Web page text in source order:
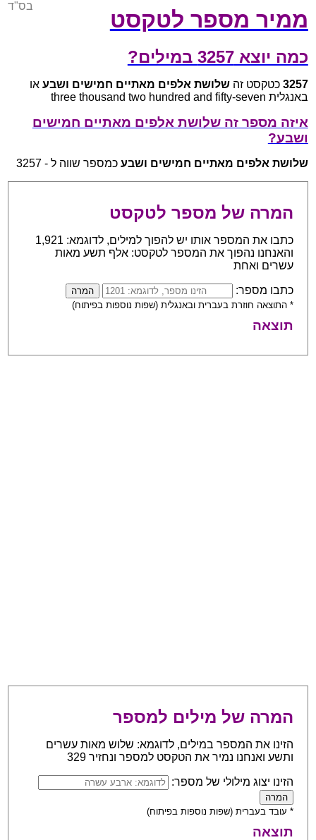
ממיר מספר לטקסט
בס"ד
כמה יוצא 3257 במילים?
3257 כטקסט זהשלושת אלפים מאתיים חמישים ושבע או
באנגלית three thousand two hundred and fifty-seven
איזה מספר זה שלושת אלפים מאתיים חמישים
ושבע?
שלושת אלפים מאתיים חמישים ושבע כמספר שווה ל - 3257
המרה של מספר לטקסט
כתבו את המספר אותו יש להפוך למילים, לדוגמא: 1,921
והאנחנו נהפוך את המספר לטקסט: אלף תשע מאות
עשרים ואחת
כתבו מספר:
* התוצאה חוזרת בעברית ובאנגלית (שפות נוספות בפיתוח)
תוצאה
המרה של מילים למספר
הזינו את המספר במילים, לדוגמא: שלוש מאות עשרים
ותשע ואנחנו נמיר את הטקסט למספר ונחזיר 329
הזינו יצוג מילולי של מספר:
* עובד בעברית (שפות נוספות בפיתוח)
תוצאה